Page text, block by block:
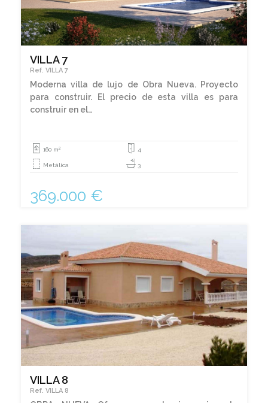
VILLA 7
Ref. VILLA 7
Moderna villa de lujo de Obra Nueva. Proyecto
para construir. El precio de esta villa es para
construir en el…
160 m2
Metálica
4
3
369.000 €
VILLA 8
Ref. VILLA 8